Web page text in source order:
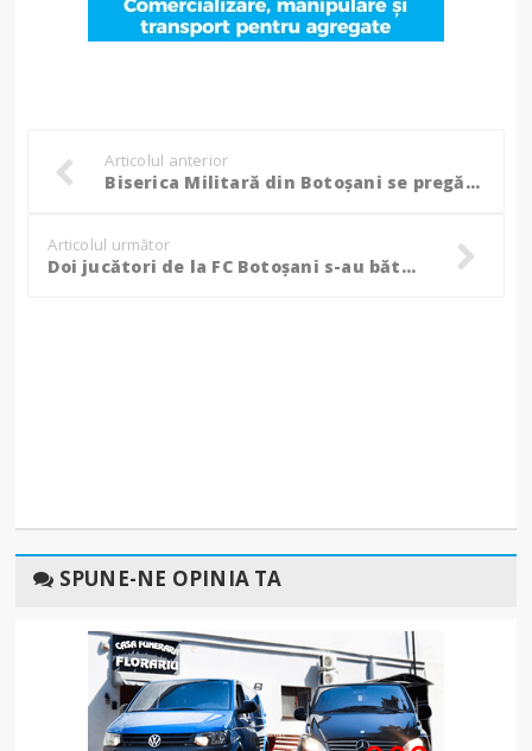
Articolul anterior
Biserica Militară din Botoșani se pregătește de hram!
Articolul următor
Doi jucători de la FC Botoşani s-au bătut şi unul a ajuns la spital
SPUNE-NE OPINIA TA